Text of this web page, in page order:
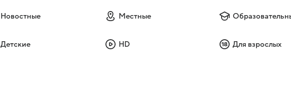
Новостные Местные
Детские HD Для взрослых